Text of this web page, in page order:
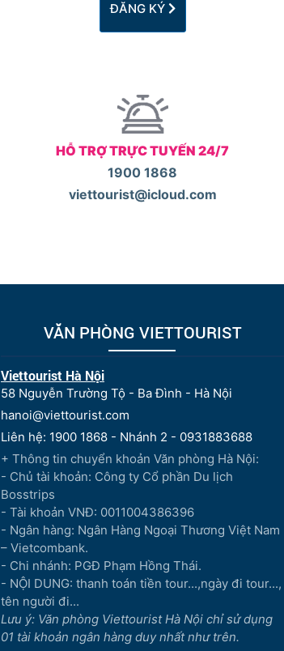
ĐĂNG KÝ
HỖ TRỢ TRỰC TUYẾN 24/7
1900 1868
viettourist@icloud.com
VĂN PHÒNG VIETTOURIST
Viettourist Hà Nội
58 Nguyễn Trường Tộ - Ba Đình - Hà Nội
hanoi@viettourist.com
Liên hệ: 1900 1868 - Nhánh 2 - 0931883688
+ Thông tin chuyển khoản Văn phòng Hà Nội:
- Chủ tài khoản: Công ty Cổ phần Du lịch
Bosstrips
- Tài khoản VNĐ: 0011004386396
- Ngân hàng: Ngân Hàng Ngoại Thương Việt Nam
– Vietcombank.
- Chi nhánh: PGĐ Phạm Hồng Thái.
- NỘI DUNG: thanh toán tiền tour...,ngày đi tour...,
tên người đi...
Lưu ý: Văn phòng Viettourist Hà Nội chỉ sử dụng
01 tài khoản ngân hàng duy nhất như trên.